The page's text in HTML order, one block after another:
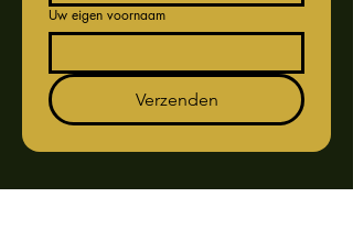
Uw eigen voornaam
Verzenden